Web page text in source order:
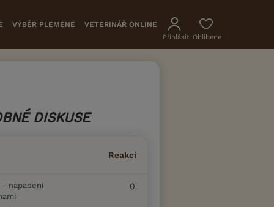
VÝBĚR PLEMENE VETERINÁŘ ONLINE
Přihlásit Oblíbené
DISKUSE
Reakcí
- napadení
0